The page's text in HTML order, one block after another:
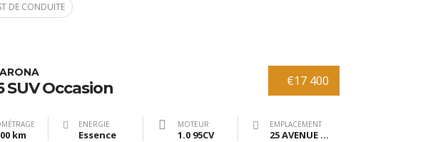
DE CONDUITE
€17 400
SUV Occasion
km
ENERGIE
Essence
MOTEUR
1.0 95CV
EMPLACEMENT
25 AVENUE DE BRANNE 33370 TRESSES